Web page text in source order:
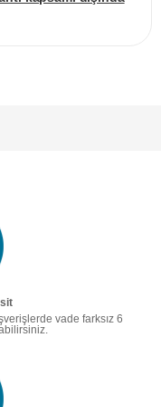
vade farksız 6